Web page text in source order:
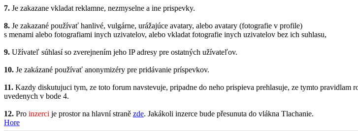
7. Je zakazane vkladat reklamne, nezmyselne a ine prispevky.
8. Je zakazané používať hanlivé, vulgárne, urážajúce avatary, alebo avatary (fotografie v profile)
s menami alebo fotografiami inych uzivatelov, alebo vkladat fotografie inych uzivatelov bez ich suhlasu,
9. Užívateľ súhlasí so zverejnením jeho IP adresy pre ostatných užívateľov.
10. Je zakázané používať anonymizéry pre pridávanie príspevkov.
11. Kazdy diskutujuci tym, ze toto forum navstevuje, pripadne do neho prispieva prehlasuje, ze tymto pravidlam
uvedenych v bode 4.
12. Pro inzerci je prostor na hlavní straně zde. Jakákoli inzerce bude přesunuta do vlákna Tlachanie.
Hore